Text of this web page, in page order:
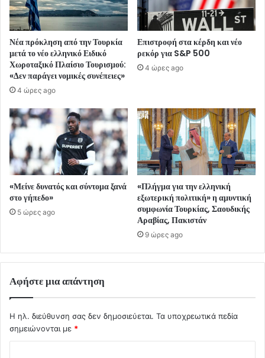
Νέα πρόκληση από την Τουρκία
μετά το νέο ελληνικό Ειδικό
Χωροταξικό Πλαίσιο Τουρισμού:
«Δεν παράγει νομικές συνέπειες»
4 ώρες ago
Επιστροφή στα κέρδη και νέο
ρεκόρ για S&P 500
4 ώρες ago
«Μείνε δυνατός και σύντομα ξανά
στο γήπεδο»
5 ώρες ago
«Πλήγμα για την ελληνική
εξωτερική πολιτική» η αμυντική
συμφωνία Τουρκίας, Σαουδικής
Αραβίας, Πακιστάν
9 ώρες ago
Αφήστε μια απάντηση
Η ηλ. διεύθυνση σας δεν δημοσιεύεται. Τα υποχρεωτικά πεδία
σημειώνονται με *